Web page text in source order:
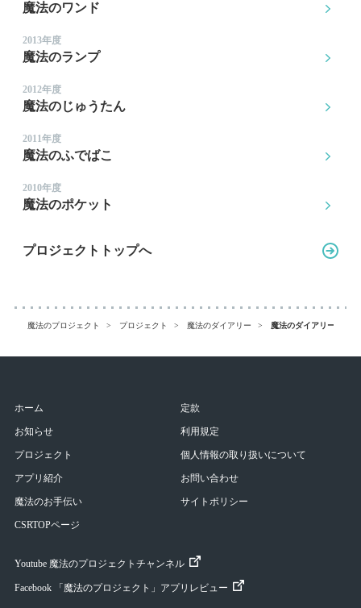
魔法のプロジェクト プロジェクト 魔法のダイアリー 魔法のダイアリー 成果
魔法のワンド
2013年度
魔法のランプ
2012年度
魔法のじゅうたん
2011年度
魔法のふでばこ
2010年度
魔法のポケット
プロジェクトトップへ
ホーム
お知らせ
プロジェクト
アプリ紹介
魔法のお手伝い
CSRTOPページ
定款
利用規定
個人情報の取り扱いについて
お問い合わせ
サイトポリシー
Youtube 魔法のプロジェクトチャンネル
Facebook 「魔法のプロジェクト」アプリレビュー